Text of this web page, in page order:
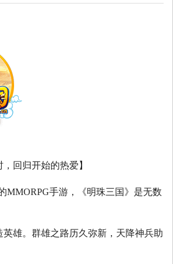
，回归开始的热爱】
MMORPG手游，《明珠三国》是无数
雄。群雄之路历久弥新，天降神兵助